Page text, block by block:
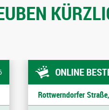
ONLINE
Rottwerndorfer